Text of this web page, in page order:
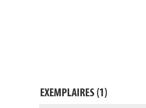
EXEMPLAIRES (1)